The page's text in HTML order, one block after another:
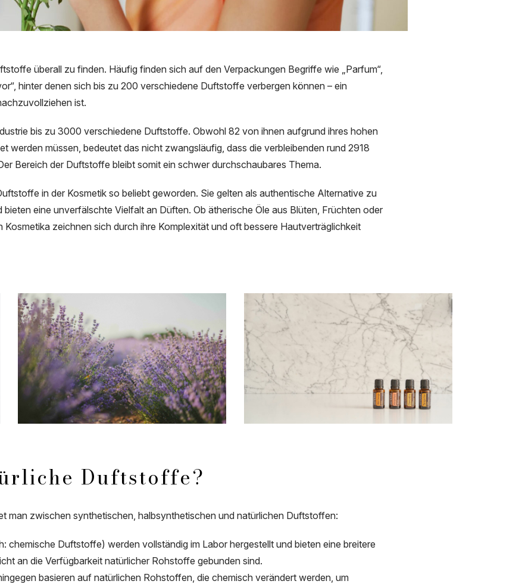
überall zu finden. Häufig finden sich auf den Verpackungen Begriffe wie „Parfum“,
hinter denen sich bis zu 200 verschiedene Duftstoffe verbergen können – ein
ist.
bis zu 3000 verschiedene Duftstoffe. Obwohl 82 von ihnen aufgrund ihres hohen
werden müssen, bedeutet das nicht zwangsläufig, dass die verbleibenden rund 2918
Bereich der Duftstoffe bleibt somit ein schwer durchschaubares Thema.
in der Kosmetik so beliebt geworden. Sie gelten als authentische Alternative zu
eine unverfälschte Vielfalt an Düften. Ob ätherische Öle aus Blüten, Früchten oder
zeichnen sich durch ihre Komplexität und oft bessere Hautverträglichkeit
Duftstoffe?
man zwischen synthetischen, halbsynthetischen und natürlichen Duftstoffen:
chemische Duftstoffe) werden vollständig im Labor hergestellt und bieten eine breitere
an die Verfügbarkeit natürlicher Rohstoffe gebunden sind.
basieren auf natürlichen Rohstoffen, die chemisch verändert werden, um